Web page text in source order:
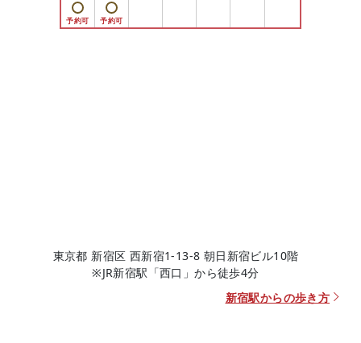
東京都 新宿区 西新宿1-13-8 朝日新宿ビル10階
※JR新宿駅「西口」から徒歩4分
新宿駅からの歩き方